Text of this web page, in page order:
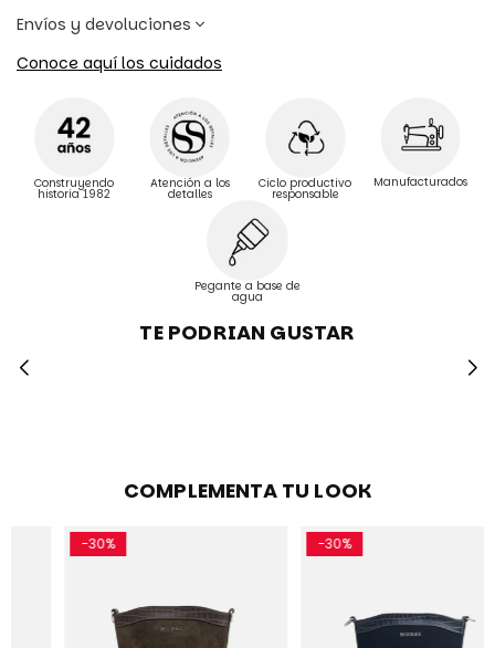
Envíos y devoluciones
Conoce aquí los cuidados
Construyendo
historia 1982
Atención a los
detalles
Ciclo productivo
responsable
Manufacturados
Pegante a base de
agua
TE PODRIAN GUSTAR
COMPLEMENTA TU LOOK